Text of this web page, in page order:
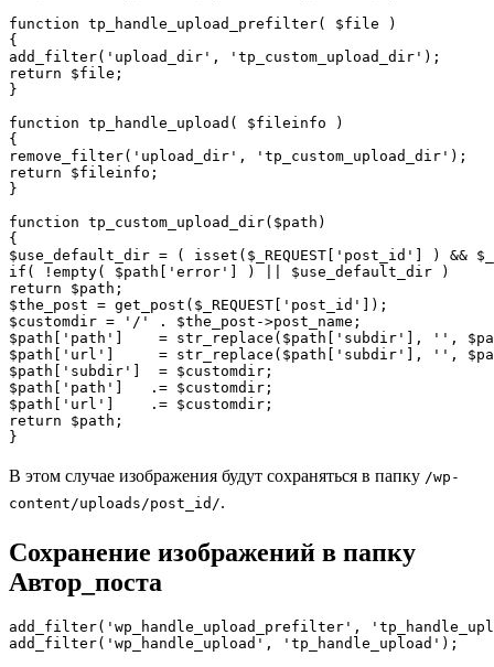
function tp_handle_upload_prefilter( $file )
{
add_filter('upload_dir', 'tp_custom_upload_dir');
return $file;
}
function tp_handle_upload( $fileinfo )
{
remove_filter('upload_dir', 'tp_custom_upload_dir');
return $fileinfo;
}
function tp_custom_upload_dir($path)
{
$use_default_dir = ( isset($_REQUEST['post_id'] ) &&
if( !empty( $path['error'] ) || $use_default_dir )
return $path;
$the_post = get_post($_REQUEST['post_id']);
$customdir = '/' . $the_post->post_name;
$path['path']    = str_replace($path['subdir'], '',
$path['url']     = str_replace($path['subdir'], '',
$path['subdir']  = $customdir;
$path['path']   .= $customdir;
$path['url']    .= $customdir;
return $path;
}
В этом случае изображения будут сохраняться в папку /wp-
content/uploads/post_id/.
Сохранение изображений в папку
Автор_поста
add_filter('wp_handle_upload_prefilter',
add_filter('wp_handle_upload', 'tp_handle_upload');